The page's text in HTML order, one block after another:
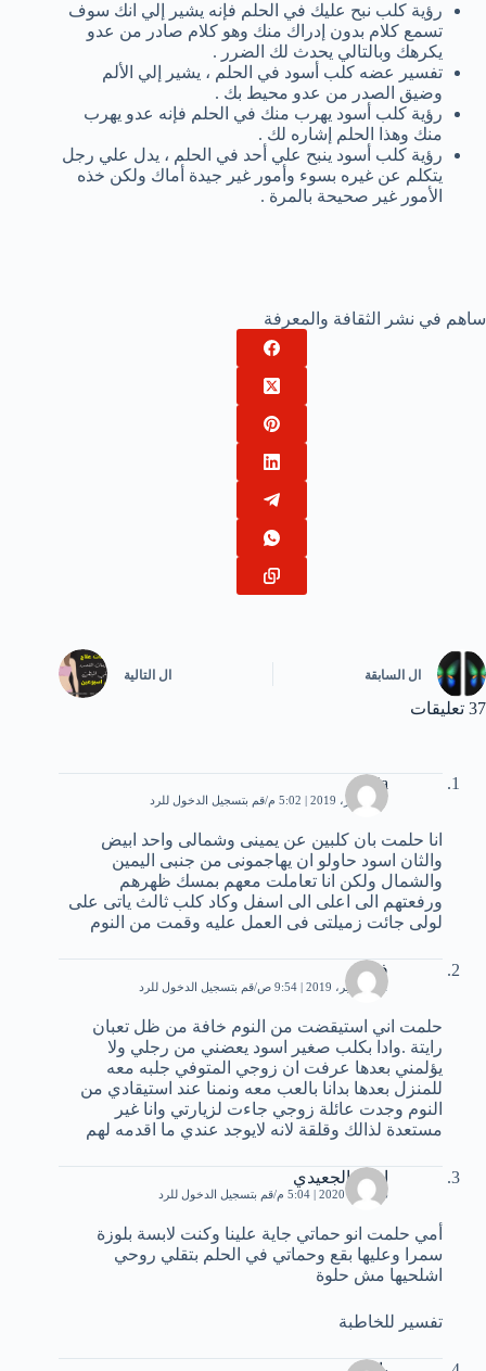
رؤية كلب نبح عليك في الحلم فإنه يشير إلي انك سوف
تسمع كلام بدون إدراك منك وهو كلام صادر من عدو
يكرهك وبالتالي يحدث لك الضرر .
تفسير عضه كلب أسود في الحلم ، يشير إلي الألم
وضيق الصدر من عدو محيط بك .
رؤية كلب أسود يهرب منك في الحلم فإنه عدو يهرب
منك وهذا الحلم إشاره لك .
رؤية كلب أسود ينبح علي أحد في الحلم ، يدل علي رجل
يتكلم عن غيره بسوء وأمور غير جيدة أماك ولكن خذه
الأمور غير صحيحة بالمرة .
ساهم في نشر الثقافة والمعرفة
ال السابقة ال التالية
37 تعليقات
fadia
27 فبراير، 2019 | 5:02 م قم بتسجيل الدخول للرد
انا حلمت بان كلبين عن يمينى وشمالى واحد ابيض
والثان اسود حاولو ان يهاجمونى من جنبى اليمين
والشمال ولكن انا تعاملت معهم بمسك ظهرهم
ورفعتهم الى اعلى الى اسفل وكاد كلب ثالث ياتى على
لولى جائت زميلتى فى العمل عليه وقمت من النوم
فوزية
21 سبتمبر، 2019 | 9:54 ص قم بتسجيل الدخول للرد
حلمت اني استيقضت من النوم خافة من ظل تعبان
رايتة .وادا بكلب صغير اسود يعضني من رجلي ولا
يؤلمني بعدها عرفت ان زوجي المتوفي جلبه معه
للمنزل بعدها بدانا بالعب معه ونمنا عند استيقادي من
النوم وجدت عائلة زوجي جاءت لزيارتي وانا غير
مستعدة لذالك وقلقة لانه لايوجد عندي ما اقدمه لهم
احمد الجعيدي
26 يناير، 2020 | 5:04 م قم بتسجيل الدخول للرد
أمي حلمت انو حماتي جاية علينا وكنت لابسة بلوزة
سمرا وعليها بقع وحماتي في الحلم بتقلي روحي
اشلحيها مش حلوة
تفسير للخاطبة